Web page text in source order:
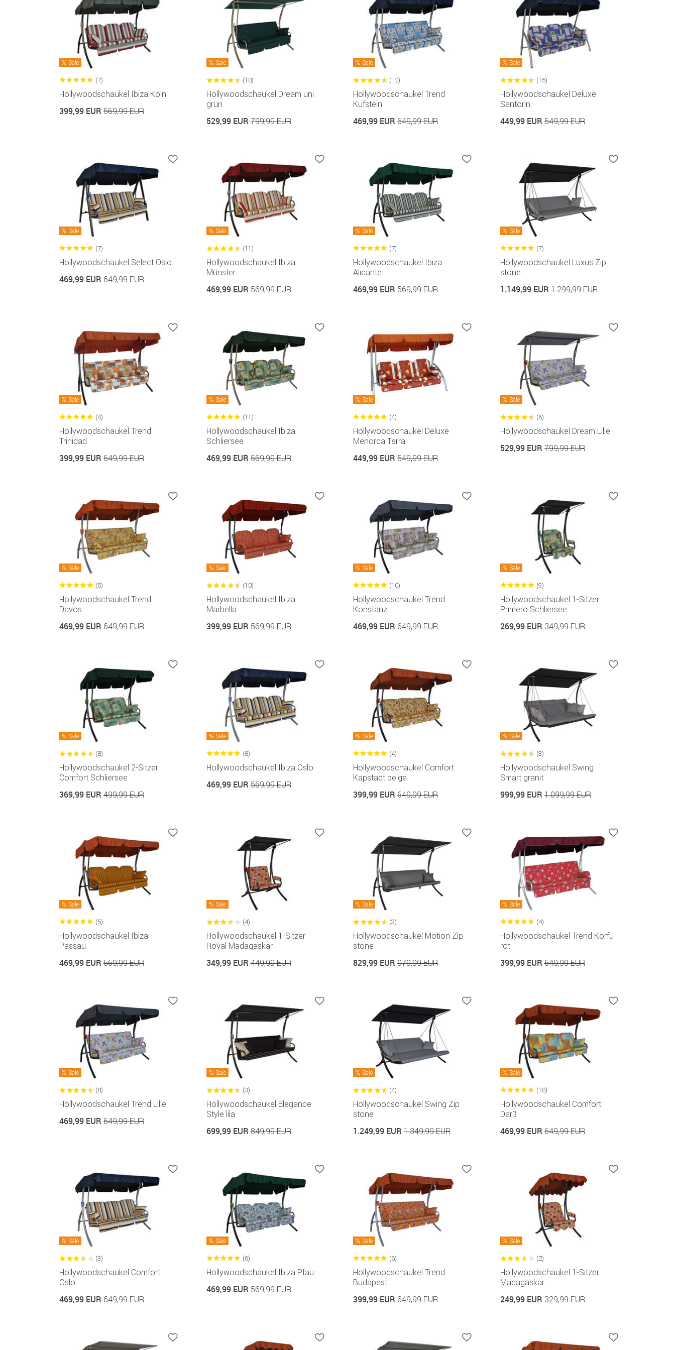
Sale
(7)
Hollywoodschaukel Ibiza Köln
399,99 EUR 569,99 EUR
Sale
(10)
Hollywoodschaukel Dream uni
grün
529,99 EUR799,99 EUR
Sale
(12)
Hollywoodschaukel Trend
Kufstein
469,99 EUR 649,99 EUR
Sale
(15)
Hollywoodschaukel Deluxe
Santorin
449,99 EUR549,99 EUR
Sale
(7)
Hollywoodschaukel Select Oslo
469,99 EUR 649,99 EUR
Sale
(11)
Hollywoodschaukel Ibiza
Münster
469,99 EUR569,99 EUR
Sale
(7)
Hollywoodschaukel Ibiza
Alicante
469,99 EUR 569,99 EUR
Sale
(7)
Hollywoodschaukel Luxus Zip
stone
1.149,99 EUR1.299,99 EUR
Sale
(4)
Hollywoodschaukel Trend
Trinidad
399,99 EUR 649,99 EUR
Sale
(11)
Hollywoodschaukel Ibiza
Schliersee
469,99 EUR569,99 EUR
Sale
(4)
Hollywoodschaukel Deluxe
Menorca Terra
449,99 EUR 549,99 EUR
Sale
(6)
Hollywoodschaukel Dream Lille
529,99 EUR799,99 EUR
Sale
(5)
Hollywoodschaukel Trend
Davos
469,99 EUR 649,99 EUR
Sale
(10)
Hollywoodschaukel Ibiza
Marbella
399,99 EUR569,99 EUR
Sale
(10)
Hollywoodschaukel Trend
Konstanz
469,99 EUR 649,99 EUR
Sale
(9)
Hollywoodschaukel 1-Sitzer
Primero Schliersee
269,99 EUR349,99 EUR
Sale
(8)
Hollywoodschaukel 2-Sitzer
Comfort Schliersee
369,99 EUR 499,99 EUR
Sale
(8)
Hollywoodschaukel Ibiza Oslo
469,99 EUR569,99 EUR
Sale
(4)
Hollywoodschaukel Comfort
Kapstadt beige
399,99 EUR 649,99 EUR
Sale
(3)
Hollywoodschaukel Swing
Smart granit
999,99 EUR1.099,99 EUR
Sale
(5)
Hollywoodschaukel Ibiza
Passau
469,99 EUR 569,99 EUR
Sale
(4)
Hollywoodschaukel 1-Sitzer
Royal Madagaskar
349,99 EUR449,99 EUR
Sale
(3)
Hollywoodschaukel Motion Zip
stone
829,99 EUR 979,99 EUR
Sale
(4)
Hollywoodschaukel Trend Korfu
rot
399,99 EUR649,99 EUR
Sale
(8)
Hollywoodschaukel Trend Lille
469,99 EUR 649,99 EUR
Sale
(3)
Hollywoodschaukel Elegance
Style lila
699,99 EUR849,99 EUR
Sale
(4)
Hollywoodschaukel Swing Zip
stone
1.249,99 EUR 1.349,99 EUR
Sale
(10)
Hollywoodschaukel Comfort
Darß
469,99 EUR649,99 EUR
Sale
(3)
Hollywoodschaukel Comfort
Oslo
469,99 EUR 649,99 EUR
Sale
(6)
Hollywoodschaukel Ibiza Pfau
469,99 EUR569,99 EUR
Sale
(6)
Hollywoodschaukel Trend
Budapest
399,99 EUR 649,99 EUR
Sale
(2)
Hollywoodschaukel 1-Sitzer
Madagaskar
249,99 EUR329,99 EUR